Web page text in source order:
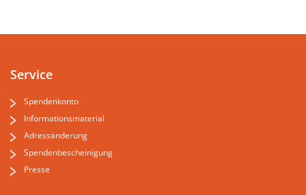
Service
Spendenkonto
Informationsmaterial
Adressänderung
Spendenbescheinigung
Presse